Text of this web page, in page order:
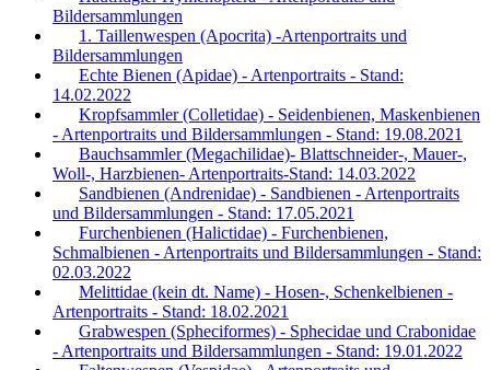
Bildersammlungen
1. Taillenwespen (Apocrita) -Artenportraits und
Bildersammlungen
Echte Bienen (Apidae) - Artenportraits - Stand:
14.02.2022
Kropfsammler (Colletidae) - Seidenbienen, Maskenbienen
- Artenportraits und Bildersammlungen - Stand: 19.08.2021
Bauchsammler (Megachilidae)- Blattschneider-, Mauer-,
Woll-, Harzbienen- Artenportraits-Stand: 14.03.2022
Sandbienen (Andrenidae) - Sandbienen - Artenportraits
und Bildersammlungen - Stand: 17.05.2021
Furchenbienen (Halictidae) - Furchenbienen,
Schmalbienen - Artenportraits und Bildersammlungen - Stand:
02.03.2022
Melittidae (kein dt. Name) - Hosen-, Schenkelbienen -
Artenportraits - Stand: 18.02.2021
Grabwespen (Spheciformes) - Sphecidae und Crabonidae
- Artenportraits und Bildersammlungen - Stand: 19.01.2022